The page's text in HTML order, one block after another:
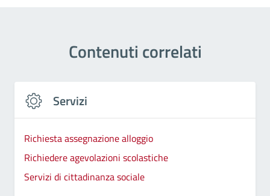
Contenuti correlati
Servizi
Richiesta assegnazione alloggio
Richiedere agevolazioni scolastiche
Servizi di cittadinanza sociale